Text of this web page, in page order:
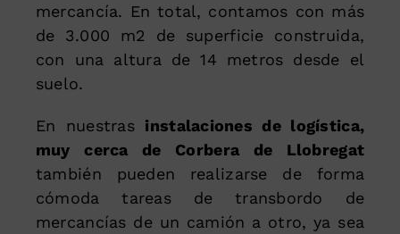
mercancía. En total, contamos con más
de 3.000 m2 de superficie construida,
con una altura de 14 metros desde el
suelo.
En nuestras instalaciones de logística,
muy cerca de Corbera de Llobregat
también pueden realizarse de forma
cómoda tareas de transbordo de
mercancías de un camión a otro, ya sea